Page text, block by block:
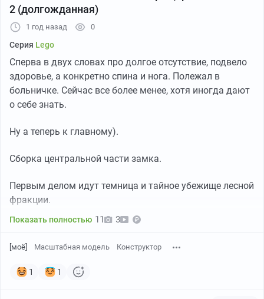
2 этаж
На третьем этаже находятся оборудование для
исследований, тот самый бильярдный стол и
проявочная комната, которая фигурировала во
втором фильме. На мониторе можно увидеть образ
призрачной собаки, которая появлялась в первом
фильме. В самой проявочной висят фотки Виго, глав
душевая с туалетом.
2 (долгожданная)
1 год назад 0
Серия Lego
Сперва в двух словах про долгое отсутствие, подвело
здоровье, а конкретно спина и нога. Полежал в
больничке. Сейчас все более менее, хотя иногда дают
о себе знать.
Ну а теперь к главному).
Сборка центральной части замка.
Первым делом идут темница и тайное убежище лесной
фракции.
Показать полностью 11 3
[моё] Масштабная модель Конструктор
1 1